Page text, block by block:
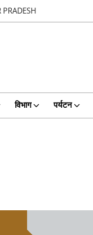
विभाग पर्यटन